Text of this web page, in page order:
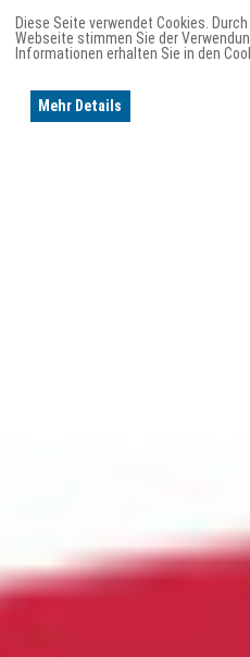
Diese Seite verwendet Cookies.
Webseite stimmen Sie der
Informationen erhalten Sie in den
Mehr Details